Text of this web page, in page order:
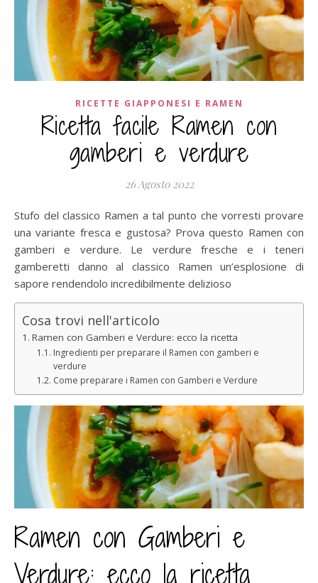
RICETTE GIAPPONESI E RAMEN
Ricetta facile Ramen con
gamberi e verdure
26 Agosto 2022
Stufo del classico Ramen a tal punto che vorresti provare
una variante fresca e gustosa? Prova questo Ramen con
gamberi e verdure. Le verdure fresche e i teneri
gamberetti danno al classico Ramen un’esplosione di
sapore rendendolo incredibilmente delizioso
Cosa trovi nell'articolo
Ramen con Gamberi e Verdure: ecco la ricetta
Ingredienti per preparare il Ramen con gamberi e
verdure
Come preparare i Ramen con Gamberi e Verdure
Ramen con Gamberi e
Verdure: ecco la ricetta